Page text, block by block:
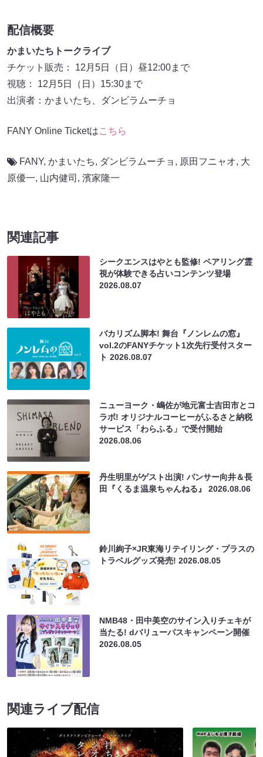
配信概要
かまいたちトークライブ
チケット販売： 12月5日（日）昼12:00まで
視聴： 12月5日（日）15:30まで
出演者：かまいたち、ダンビラムーチョ
FANY Online Ticketはこちら
FANY, かまいたち, ダンビラムーチョ , 原田フニャオ, 大
原優一, 山内健司 , 濱家隆一
関連記事
シークエンスはやとも監修! ペアリング霊
視が体験できる占いコンテンツ登場
2026.08.07
バカリズム脚本! 舞台『ノンレムの窓』
vol.2のFANYチケット1次先行受付スター
ト2026.08.07
ニューヨーク・嶋佐が地元富士吉田市とコ
ラボ! オリジナルコーヒーがふるさと納税
サービス「わらふる」で受付開始
2026.08.06
丹生明里がゲスト出演! パンサー向井＆長
田『くるま温泉ちゃんねる』2026.08.06
鈴川絢子×JR東海リテイリング・プラスの
トラベルグッズ発売!2026.08.05
NMB48・田中美空のサイン入りチェキが
当たる! dバリューパスキャンペーン開催
2026.08.05
関連ライブ配信